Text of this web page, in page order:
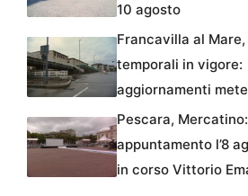
10 agosto
Francavilla al
temporali in vigore:
aggiornamenti
Pescara, Mercatino:
appuntamento l’8
in corso Vittorio